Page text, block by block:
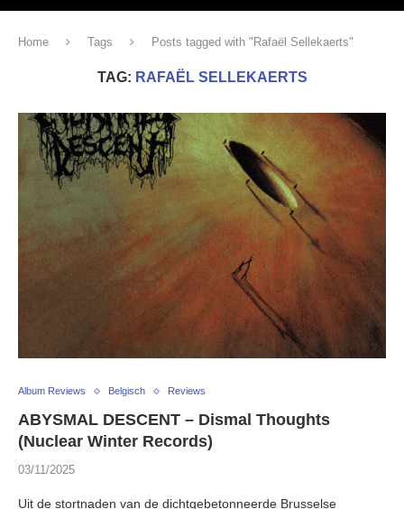
Home Tags Posts tagged with "Rafaël Sellekaerts"
TAG: RAFAËL SELLEKAERTS
Album Reviews Belgisch Reviews
ABYSMAL DESCENT – Dismal Thoughts
(Nuclear Winter Records)
03/11/2025
Uit de stortnaden van de dichtgebetonneerde Brusselse